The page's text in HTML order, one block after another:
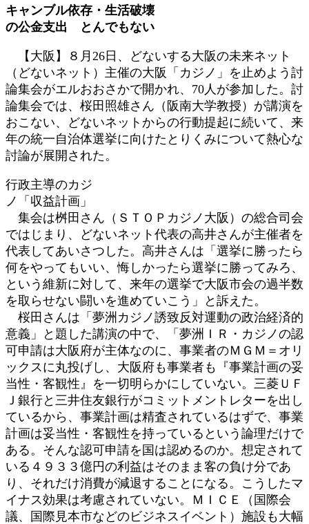
新
日
:
キャンブル依存・生活破壊
の公金支出 とんでもない
【大阪】８月26日、どないする大阪の未来ネット
（どないネット）主催の大阪「カジノ」を止めよう討
論集会がエルおおさかで開かれ、70人が参加した。討
論集会では、桜田照雄さん（阪南大学教授）が講演を
おこない、どないネットからの行動提起に続いて、来
年の統一自治体選挙に向けたとりくみについて熱心な
討論が展開された。
行政主導のカジ
ノ「収益計画」
集会は桝田さん（ＳＴＯＰカジノ大阪）の総合司会
ではじまり、どないネット代表の高井さんが主催者を
代表してあいさつした。高井さんは「選挙に勝ったら
何をやってもいい、悔しかったら選挙に勝ってみろ、
という維新に対して、来年の選挙で大阪市会の過半数
を取らせない闘いを進めていこう」と訴えた。
桜田さんは「夢洲カジノ誘致反対運動の政治経済的
意義」と題した講演の中で、「夢洲ＩＲ・カジノの認
可申請は大阪府が主体なのに、事業者のＭＧＭ＝オリ
ックスに丸投げし、大阪府も事業者も『事業計画の妥
当性・客観性』を一切明らかにしていない。三菱ＵＦ
Ｊ銀行と三井住友銀行がコミットメントレターを出し
ているから、事業計画は精査されているはずで、事業
計画は妥当性・客観性を持っているという論理だけで
ある。そんな認可申請を国は認めるのか。想定されて
いる４９３３億円の利益はそのまま客の負け分であ
り、それだけ消費が減退することになる。こうしたマ
イナス効果は考慮されていない。ＭＩＣＥ（国際会
議、国際見本市などのビジネスイベント）施設も大幅